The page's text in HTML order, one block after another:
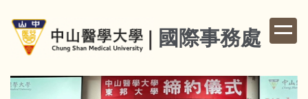
到
內
容
國際事務處